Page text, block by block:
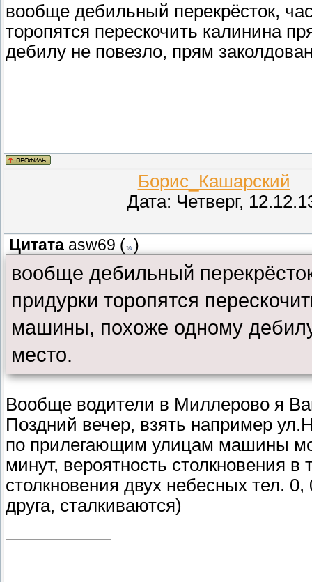
вообще дебильный перекрёсток,
торопятся перескочить калинина
дебилу не повезло, прям
Борис_Кашарский
Дата: Четверг,
Цитата asw69 ( )
вообще дебильный
придурки торопятся
машины, похоже одному
место.
Вообще водители в Миллерово я
Поздний вечер, взять например
по прилегающим улицам машины
минут, вероятность столкновения в
столкновения двух небесных тел.
друга, сталкиваются)